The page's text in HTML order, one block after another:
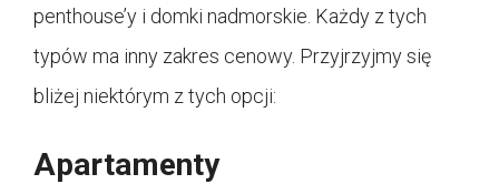
penthouse’y i domki nadmorskie. Każdy z tych
typów ma inny zakres cenowy. Przyjrzyjmy się
bliżej niektórym z tych opcji:
Apartamenty